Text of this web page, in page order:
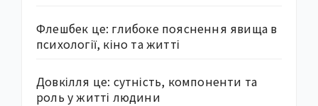
Флешбек це: глибоке пояснення явища в
психології, кіно та житті
Довкілля це: сутність, компоненти та
роль у житті людини